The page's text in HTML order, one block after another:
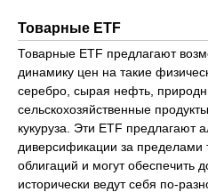
Товарные ETF
Товарные ETF предлагают
динамику цен на такие
серебро, сырая нефть,
сельскохозяйственные
кукуруза. Эти ETF предлагают
диверсификации за пределами
облигаций и могут обеспечить
исторически ведут себя по-